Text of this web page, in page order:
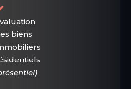
biens